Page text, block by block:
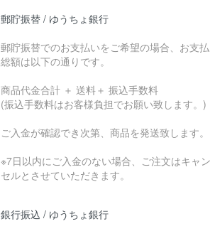
郵貯振替 / ゆうちょ銀行
郵貯振替でのお支払いをご希望の場合、お支払
総額は以下の通りです。
商品代金合計 ＋ 送料＋ 振込手数料
(振込手数料はお客様負担でお願い致します。)
ご入金が確認でき次第、商品を発送致します。
※7日以内にご入金のない場合、ご注文はキャン
セルとさせていただきます。
銀行振込 / ゆうちょ銀行